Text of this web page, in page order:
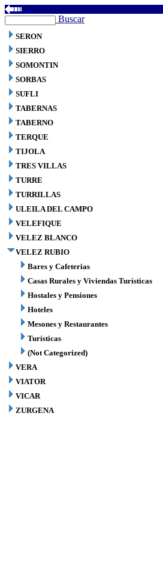
Buscar
SERON
SIERRO
SOMONTIN
SORBAS
SUFLI
TABERNAS
TABERNO
TERQUE
TIJOLA
TRES VILLAS
TURRE
TURRILLAS
ULEILA DEL CAMPO
VELEFIQUE
VELEZ BLANCO
VELEZ RUBIO
Bares y Cafeterias
Casas Rurales y Viviendas Turísticas
Hostales y Pensiones
Hoteles
Mesones y Restaurantes
Turísticas
(Not Categorized)
VERA
VIATOR
VICAR
ZURGENA